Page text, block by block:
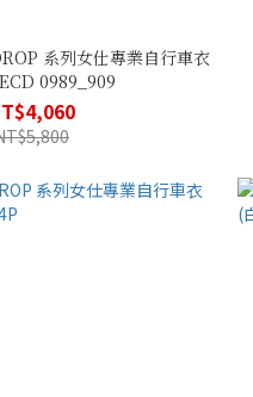
系列女仕專業自行車衣
0989_909